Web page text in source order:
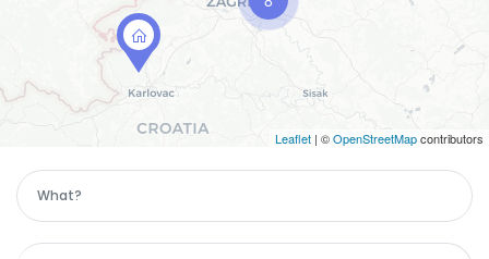
Leaflet | ©OpenStreetMapcontributors